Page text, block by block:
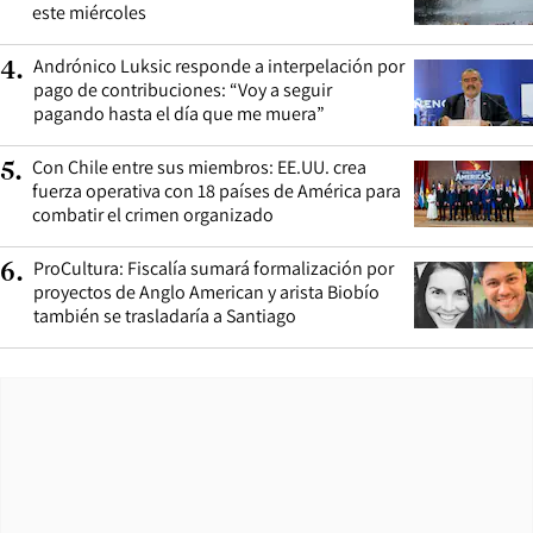
este miércoles
4. Andrónico Luksic responde a interpelación por
pago de contribuciones: “Voy a seguir
pagando hasta el día que me muera”
5. Con Chile entre sus miembros: EE.UU. crea
fuerza operativa con 18 países de América para
combatir el crimen organizado
6. ProCultura: Fiscalía sumará formalización por
proyectos de Anglo American y arista Biobío
también se trasladaría a Santiago